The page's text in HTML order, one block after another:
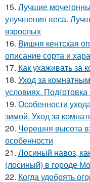
15. Лучшие
улучшения веса.
взрослых
16. Вишня кентская
описание сорта и
17. Как ухаживать за
18. Уход за
условиях.
19. Особенности
зимой. Уход за
20. Черешня высота
особенности
21. Лосиный навоз,
(лосиный) в городе
22. Когда удобрять